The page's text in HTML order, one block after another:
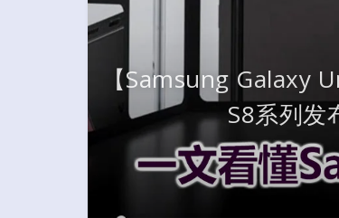
【Samsung Galaxy
S8系列发